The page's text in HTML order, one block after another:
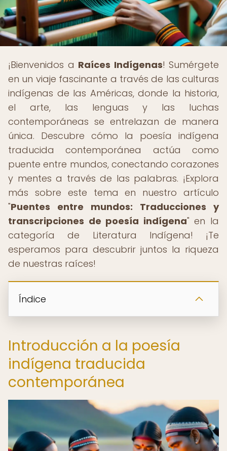
¡Bienvenidos a Raíces Indígenas! Sumérgete
en un viaje fascinante a través de las culturas
indígenas de las Américas, donde la historia,
el arte, las lenguas y las luchas
contemporáneas se entrelazan de manera
única. Descubre cómo la poesía indígena
traducida contemporánea actúa como
puente entre mundos, conectando corazones
y mentes a través de las palabras. ¡Explora
más sobre este tema en nuestro artículo
"Puentes entre mundos: Traducciones y
transcripciones de poesía indígena" en la
categoría de Literatura Indígena! ¡Te
esperamos para descubrir juntos la riqueza
de nuestras raíces!
Índice
Introducción a la poesía
indígena traducida
contemporánea